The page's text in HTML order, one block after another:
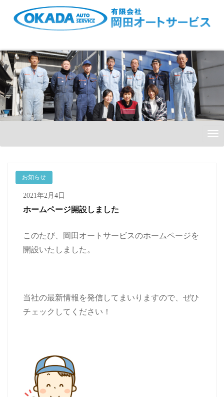
お知らせ
2021年2月4日
ホームページ開設しました
このたび、岡田オートサービスのホームページを
開設いたしました。
当社の最新情報を発信してまいりますので、ぜひ
チェックしてください！